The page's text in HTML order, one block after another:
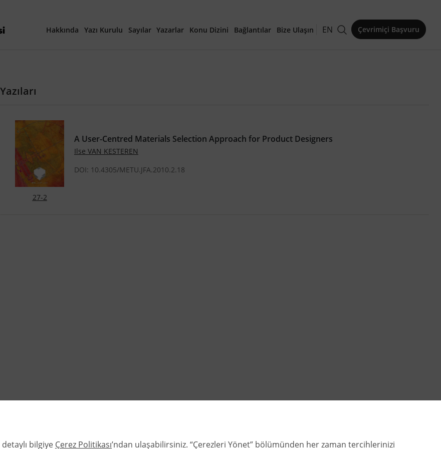
Hakkında Yazı Kurulu Sayılar Yazarlar Konu Dizini Bağlantılar Bize Ulaşın EN Çevrimiçi Başvuru
Yazıları
27-2
A User-Centred Materials Selection Approach for Product Designers
Ilse VAN KESTEREN
DOI: 10.4305/METU.JFA.2010.2.18
bilgiye Çerez Politikası’ndan ulaşabilirsiniz. “Çerezleri Yönet” bölümünden her zaman tercihlerinizi